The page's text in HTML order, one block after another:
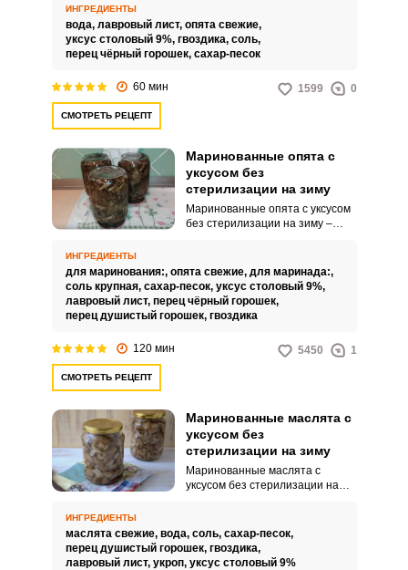
Для этого необходимо строго
следовать всем рекомендациям
и соблюдать все этапы
ИНГРЕДИЕНТЫ
вода, лавровый лист, опята свежие,
уксус столовый 9%, гвоздика, соль,
перец чёрный горошек, сахар-песок
60 мин 1599 0
СМОТРЕТЬ РЕЦЕПТ
Маринованные опята с
уксусом без
стерилизации на зиму
Маринованные опята с уксусом
без стерилизации на зиму –
может быть лучшей закуской,
нежели маринованные опята?
Да вряд ли вы сможете что-то
противопоставить, разве что
ИНГРЕДИЕНТЫ
для маринования:, опята свежие, для маринада:,
соль крупная, сахар-песок, уксус столовый 9%,
лавровый лист, перец чёрный горошек,
перец душистый горошек, гвоздика
120 мин 5450 1
СМОТРЕТЬ РЕЦЕПТ
Маринованные маслята с
уксусом без
стерилизации на зиму
Маринованные маслята с
уксусом без стерилизации на
отвариваем, а затем
провариваем в маринаде с
добавлением специй с
ИНГРЕДИЕНТЫ
маслята свежие, вода, соль, сахар-песок,
перец душистый горошек, гвоздика,
лавровый лист, укроп, уксус столовый 9%